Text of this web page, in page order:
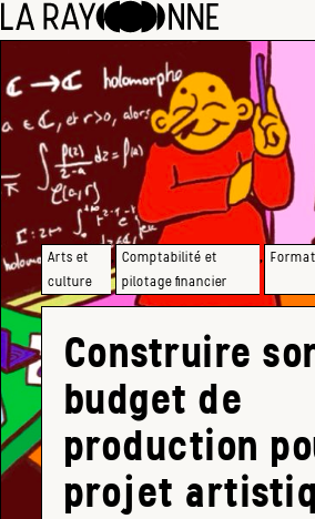
Arts et
culture
, Comptabilité et
pilotage financier
,
Construire
budget de
production
projet